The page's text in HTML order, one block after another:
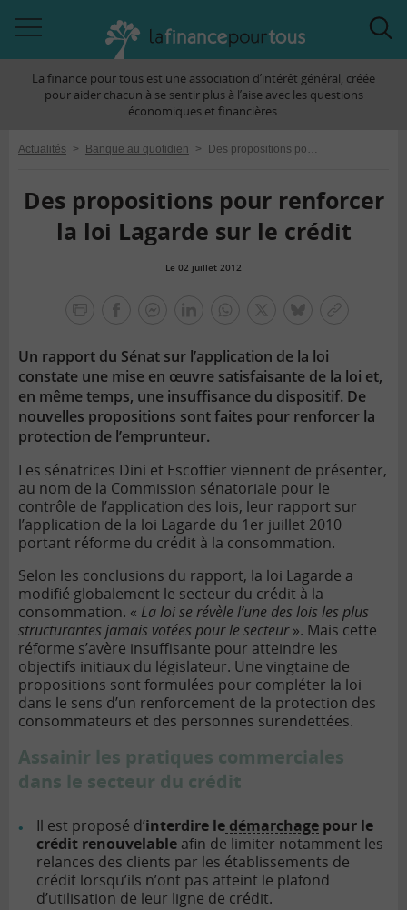
àLa finance pour tous est une association d’intérêt général, créée
pour aider chacun à se sentir plus à l’aise avec les questions
économiques et financières.
Actualités > Banque au quotidien > Des propositions pour renforcer la loi Lagarde sur le crédit
Des propositions pour renforcer
la loi Lagarde sur le crédit
Le 02 juillet 2012
Un rapport du Sénat sur l’application de la loi
constate une mise en œuvre satisfaisante de la loi et,
en même temps, une insuffisance du dispositif. De
nouvelles propositions sont faites pour renforcer la
protection de l’emprunteur.
Les sénatrices Dini et Escoffier viennent de présenter,
au nom de la Commission sénatoriale pour le
contrôle de l’application des lois, leur rapport sur
l’application de la loi Lagarde du 1er juillet 2010
portant réforme du crédit à la consommation.
Selon les conclusions du rapport, la loi Lagarde a
modifié globalement le secteur du crédit à la
consommation. « La loi se révèle l’une des lois les plus
structurantes jamais votées pour le secteur». Mais cette
réforme s’avère insuffisante pour atteindre les
objectifs initiaux du législateur. Une vingtaine de
propositions sont formulées pour compléter la loi
dans le sens d’un renforcement de la protection des
consommateurs et des personnes surendettées.
Assainir les pratiques commerciales
dans le secteur du crédit
Il est proposé d’interdire le démarchage pour le
crédit renouvelable afin de limiter notamment les
relances des clients par les établissements de
crédit lorsqu’ils n’ont pas atteint le plafond
d’utilisation de leur ligne de crédit.